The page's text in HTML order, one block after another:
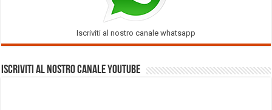
Iscriviti al nostro canale whatsapp
Iscriviti al nostro Canale Youtube